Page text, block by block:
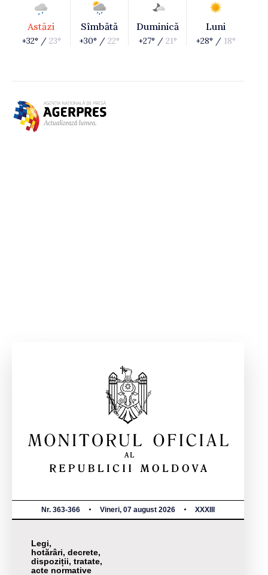
Astăzi
+32° / 23°
Sîmbătă
+30° / 22°
Duminică
+27° / 21°
Luni
+28° / 18°
Nr. 363-366 Vineri, 07 august 2026 XXXIII
Legi,
hotărâri, decrete,
dispoziții, tratate,
acte normative